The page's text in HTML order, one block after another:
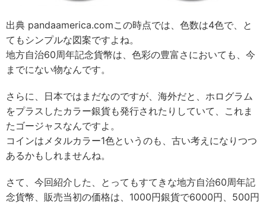
出典 pandaamerica.comこの時点では、色数は4色で、と
てもシンプルな図案ですよね。
地方自治60周年記念貨幣は、色彩の豊富さにおいても、今
までにない物なんです。
さらに、日本ではまだなのですが、海外だと、ホログラム
をプラスしたカラー銀貨も発行されたりしていて、これま
たゴージャスなんですよ。
コインはメタルカラー1色というのも、古い考えになりつつ
あるかもしれませんね。
さて、今回紹介した、とってもすてきな地方自治60周年記
念貨幣、販売当初の価格は、1000円銀貨で6000円、500円